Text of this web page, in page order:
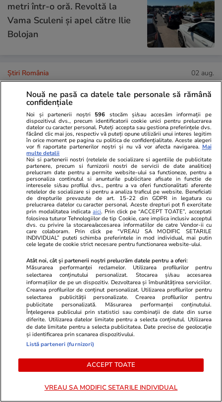
metri într-o oră. Revoltă la
Vama Sculeni și apel către Ilie
Bolojan
Știri România 02 aug.
reacție dură după ce procesul
lui Robert Negoiță, cu prejudiciu
de 100 de milioane de euro, se
reia de la zero: „Favorizarea
făptuitorului”
Interviu
Știri România 02 aug.
Cum ne putem detașa de grijile
și stresul de zi cu zi când
plecăm în vacanță. Andreea
Oprea, psihoterapeută: „Să ne
dăm voie, pentru o perioadă, să
nu fim permanent în modul de
rezolvare a problemelor”
02 aug.
După APEL, România păstrează
ratingul de investiții (la nivelul
Botswanei)
Nouă ne pasă ca datele tale personale să rămână
confidențiale
Noi și partenerii noștri 596 stocăm și/sau accesăm informații pe
dispozitivul dvs., precum identificatorii cookie unici pentru prelucrarea
datelor cu caracter personal. Puteți accepta sau gestiona preferințele dvs.
făcând clic mai jos, respectiv vă puteți opune utilizării unui interes legitim
în orice moment pe pagina cu politica de confidențialitate. Aceste alegeri
vor fi raportate partenerilor noștri și nu vă vor afecta navigarea. Mai
multe detalii
Noi si partenerii nostri (retelele de socializare si agentiile de publicitate
partenere, precum si furnizorii nostri de servicii de date analitice)
prelucram date pentru a permite website-ului sa functioneze, pentru a
personaliza continutul si anunturile publicitare afisate in functie de
interesele si/sau profilul dvs., pentru a va oferi functionalitati aferente
retelelor de socializare si pentru a analiza traficul pe website. Beneficiati
de drepturile prevazute de art. 15-22 din GDPR in legatura cu
prelucrarea datelor cu caracter personal. Aceste drepturi pot fi exercitate
prin modalitatea indicataaici. Prin click pe “ACCEPT TOATE”, acceptati
folosirea tuturor Tehnologiilor de tip Cookie, care implica inclusiv acceptul
dvs. cu privire la stocarea/accesarea informatiilor de catre Vendor-ii cu
care colaboram. Prin click pe “VREAU SA MODIFIC SETARILE
INDIVIDUAL” puteti schimba preferintele in mod individual, mai putin
cele legate de cookie strict necesare pentru functionarea website-ului.
Atât noi, cât și partenerii noștri prelucrăm datele pentru a oferi:
Măsurarea performanței reclamelor. Utilizarea profilurilor pentru
selectarea conținutului personalizat. Stocarea și/sau accesarea
informațiilor de pe un dispozitiv. Dezvoltarea și îmbunătățirea serviciilor.
Crearea profilurilor de conținut personalizat. Utilizarea profilurilor pentru
selectarea publicității personalizate. Crearea profilurilor pentru
publicitate personalizată. Măsurarea performanței conținutului.
Înțelegerea publicului prin statistici sau combinații de date din surse
diferite. Utilizarea datelor limitate pentru a selecta conținutul. Utilizarea
de date limitate pentru a selecta publicitatea. Date precise de geolocație
și identificarea prin scanarea dispozitivului.
Listă parteneri (furnizori)
ACCEPT TOATE
VREAU SA MODIFIC SETARILE INDIVIDUAL